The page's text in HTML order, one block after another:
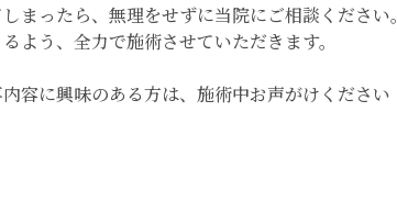
まったら、無理をせずに当院にご相談ください。
よう、全力で施術させていただきます。
容に興味のある方は、施術中お声がけください